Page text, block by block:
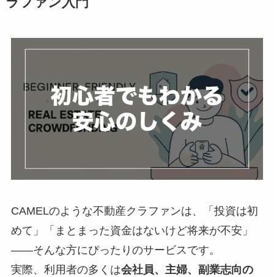
CAMELのような不動産クラファンは、「投資は初
めて」「まとまった資金はないけど将来が不安」
――そんな方にぴったりのサービスです。
実際、利用者の多くは会社員、主婦、副業志向の